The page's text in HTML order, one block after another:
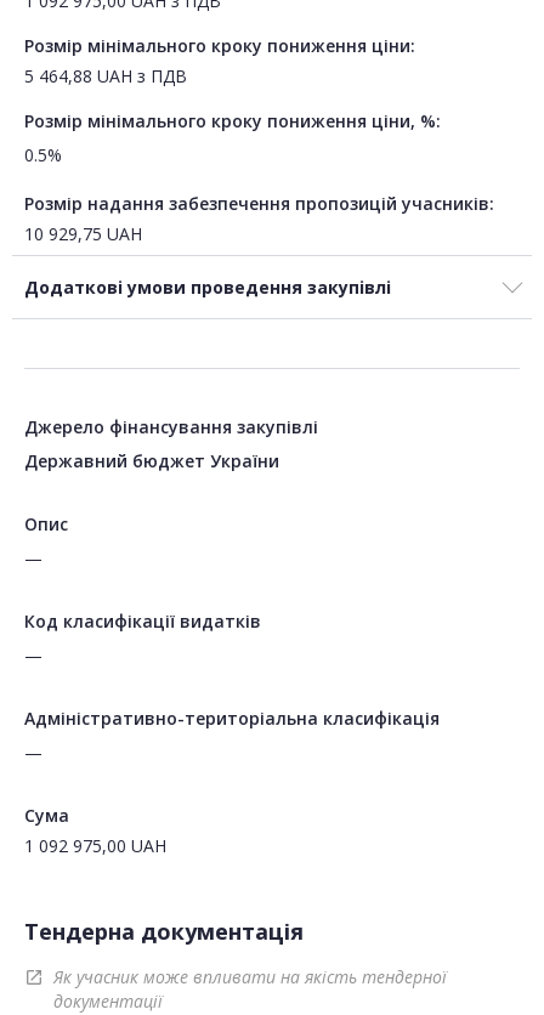
Розмір мінімального кроку пониження ціни:
5 464,88 UAH з ПДВ
Розмір мінімального кроку пониження ціни, %:
0.5%
Розмір надання забезпечення пропозицій учасників:
10 929,75 UAH
Додаткові умови проведення закупівлі
Джерело фінансування закупівлі
Державний бюджет України
Опис
—
Код класифікації видатків
—
Адміністративно-територіальна класифікація
—
Сума
1 092 975,00 UAH
Тендерна документація
open_in_new
Як учасник може впливати на якість тендерної
документації